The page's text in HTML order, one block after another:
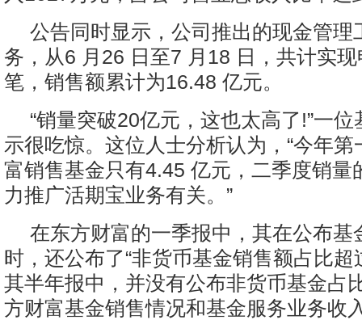
公告同时显示，公司推出的现金管理
务，从6 月26 日至7 月18 日，共计实
笔，销售额累计为16.48 亿元。
“销量突破20亿元，这也太高了!”一
示很吃惊。这位人士分析认为，“今年
富销售基金只有4.45 亿元，二季度销量
力推广活期宝业务有关。”
在东方财富的一季报中，其在公布基
时，还公布了“非货币基金销售额占比超
其半年报中，并没有公布非货币基金占
方财富基金销售情况和基金服务业务收